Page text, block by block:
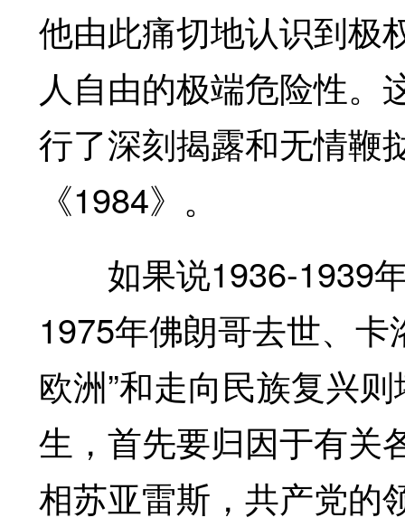
他由此痛切地认识到极
人自由的极端危险性。
行了深刻揭露和无情鞭
《1984》。
如果说1936-1939年
1975年佛朗哥去世、
欧洲”和走向民族复兴
生，首先要归因于有关
相苏亚雷斯，共产党的